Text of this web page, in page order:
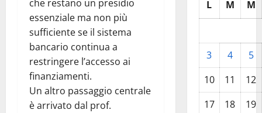
che restano un presidio
essenziale ma non più
sufficiente se il sistema
bancario continua a
restringere l’accesso ai
finanziamenti.
Un altro passaggio centrale
è arrivato dal prof.
L M M
3 4
5
10
11
12
17
18
19